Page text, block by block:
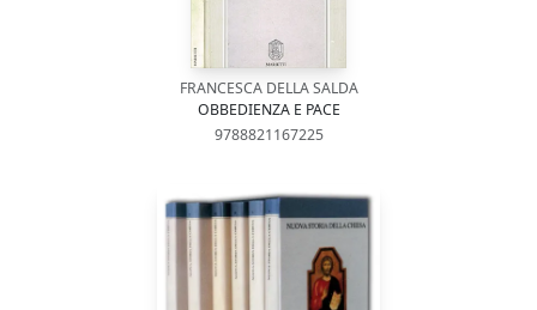
FRANCESCA DELLA SALDA
OBBEDIENZA E PACE
9788821167225